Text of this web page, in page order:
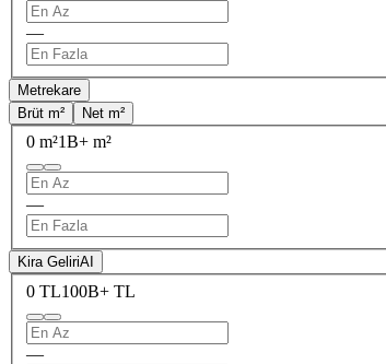
—
Metrekare
Brüt m²
Net m²
0 m²1B+ m²
—
Kira GeliriAI
0 TL100B+ TL
—